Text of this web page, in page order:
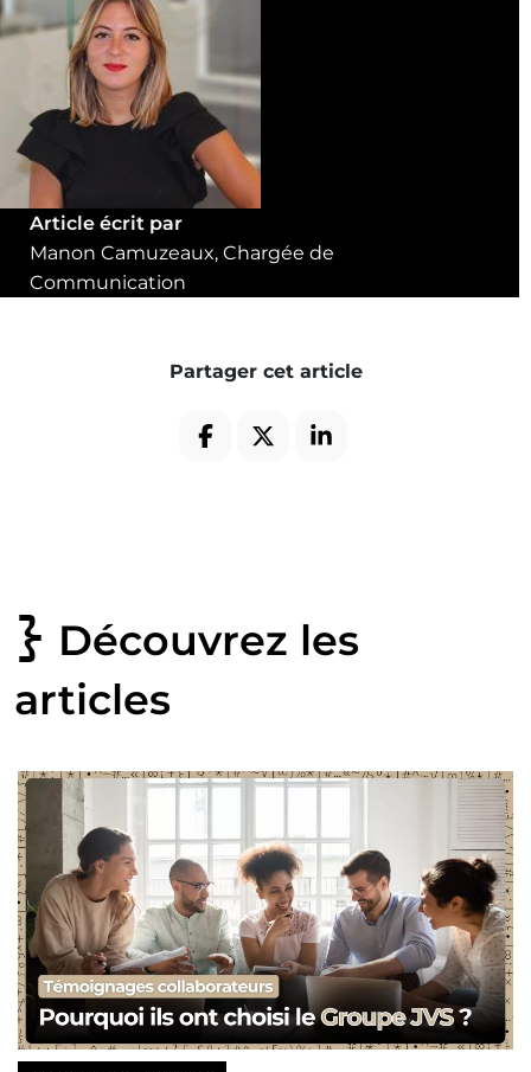
Article écrit par
Manon Camuzeaux, Chargée de
Communication
Partager cet article
Découvrez les
articles